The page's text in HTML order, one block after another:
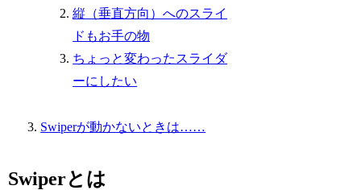
縦（垂直方向）へのスライ
ドもお手の物
ちょっと変わったスライダ
ーにしたい
Swiperが動かないときは……
Swiperとは